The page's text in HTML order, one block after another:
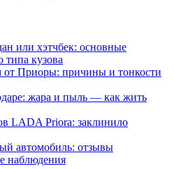
или хэтчбек: основные
типа кузова
от Приоры: причины и тонкости
жара и пыль — как жить
LADA Priora: заклинило
автомобиль: отзывы
наблюдения